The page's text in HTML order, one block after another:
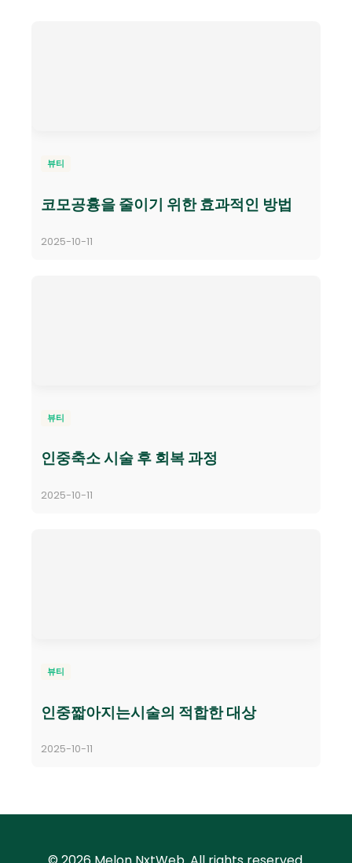
뷰티
코모공흉을 줄이기 위한 효과적인 방법
2025-10-11
뷰티
인중축소 시술 후 회복 과정
2025-10-11
뷰티
인중짧아지는시술의 적합한 대상
2025-10-11